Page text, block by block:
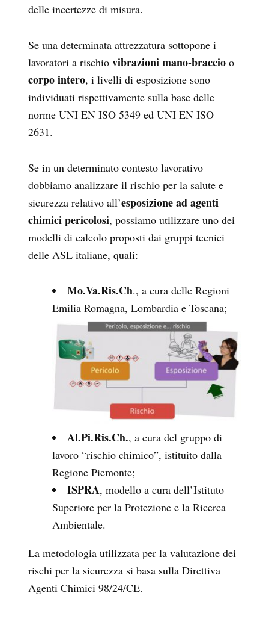
delle incertezze di misura.
Se una determinata attrezzatura sottopone i
lavoratori a rischio vibrazioni mano-braccio o
corpo intero, i livelli di esposizione sono
individuati rispettivamente sulla base delle
norme UNI EN ISO 5349 ed UNI EN ISO
2631.
Se in un determinato contesto lavorativo
dobbiamo analizzare il rischio per la salute e
sicurezza relativo all’esposizione ad agenti
chimici pericolosi, possiamo utilizzare uno dei
modelli di calcolo proposti dai gruppi tecnici
delle ASL italiane, quali:
Mo.Va.Ris.Ch., a cura delle Regioni
Emilia Romagna, Lombardia e Toscana;
Al.Pi.Ris.Ch., a cura del gruppo di
lavoro “rischio chimico”, istituito dalla
Regione Piemonte;
ISPRA, modello a cura dell’Istituto
Superiore per la Protezione e la Ricerca
Ambientale.
La metodologia utilizzata per la valutazione dei
rischi per la sicurezza si basa sulla Direttiva
Agenti Chimici 98/24/CE.